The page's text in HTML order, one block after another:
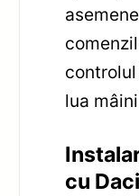
lua
cu